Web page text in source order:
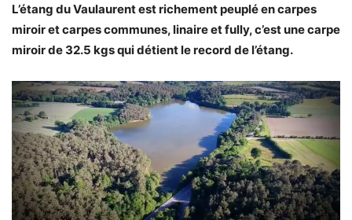
L’étang du Vaulaurent est richement peuplé en carpes
miroir et carpes communes, linaire et fully, c’est une carpe
miroir de 32.5 kgs qui détient le record de l’étang.